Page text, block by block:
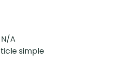
N/A
simple